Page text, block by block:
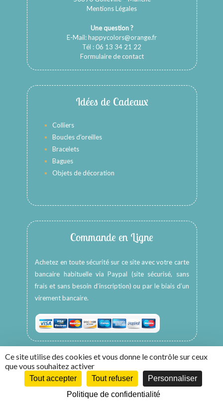
Mentions Légales
Une question ?
E-Mail:happycolors@orange.fr
Tél : 06 13 34 21 22
Formulaire de contact
Idées de Cadeaux
Colliers
Boucles d’oreilles
Bracelets
Bagues
Objets de décoration
Commande en Ligne
Achetez en toute sécurité sur ce site avec votre carte
bancaire habituelle via Paypal (site sécurisé, sans
frais et sans besoin d’inscription) ou par le biais d’un
virement bancaire.
Copyright © 2026 -HappyColors Créations
Création WebCom.Me
Ce site utilise des cookies et vous donne le contrôle sur ceux
que vous souhaitez activer
Tout accepter Tout refuser
Personnaliser
Politique de confidentialité